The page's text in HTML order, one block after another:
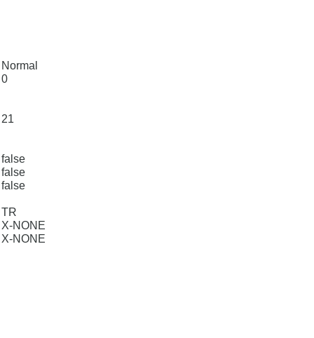
Normal
0
21
false
false
false
TR
X-NONE
X-NONE